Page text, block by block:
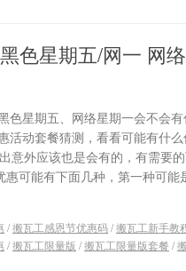
色星期五/网一 网
色星期五、网络星期一会不会
活动套餐猜测，看看可能有什
意外应该也是会有的，有需要
可能有下面几种，第一种可能
/搬瓦工感恩节优惠码/搬瓦工新手教
/搬瓦工限量版 /搬瓦工限量版套餐 /